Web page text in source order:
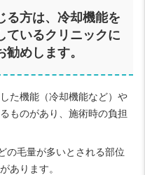
る方は、冷却機能を
ているクリニックに
めします。
た機能（冷却機能など）や
ものがあり、施術時の負担
の毛量が多いとされる部位
あります。